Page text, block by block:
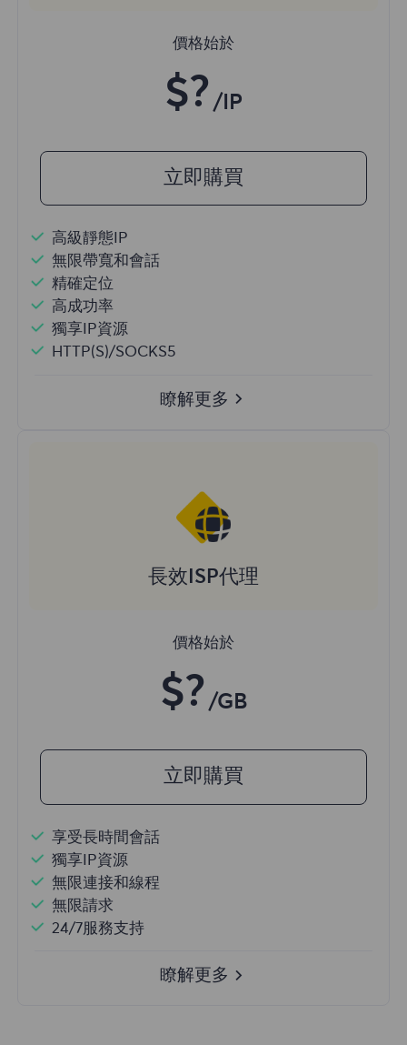
價格始於
$? /IP
立即購買
高級靜態IP
無限帶寬和會話
精確定位
高成功率
獨享IP資源
HTTP(S)/SOCKS5
瞭解更多
長效ISP代理
價格始於
$? /GB
立即購買
享受長時間會話
獨享IP資源
無限連接和線程
無限請求
24/7服務支持
瞭解更多